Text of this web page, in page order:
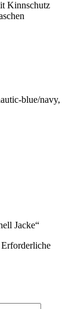
Kinnschutz
blue/navy,
Jacke“
Erforderliche